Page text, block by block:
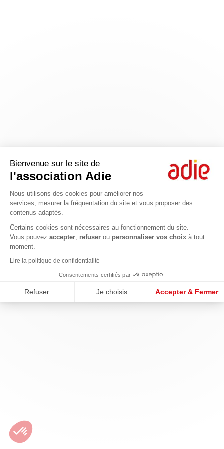
Bienvenue sur le site de
l'association Adie
Nous utilisons des cookies pour améliorer nos
services, mesurer la fréquentation du site et vous proposer des
contenus adaptés.
Certains cookies sont nécessaires au fonctionnement du site.
Vous pouvez accepter refuser ou personnaliser vos choix à tout
moment.
Lire la politique de confidentialité
Consentements certifiés par
Refuser Je choisis Accepter & Fermer
Axeptio consent